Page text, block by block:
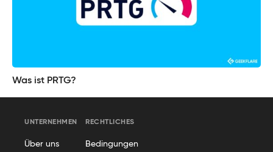
Was ist PRTG?
UNTERNEHMEN
Über uns
RECHTLICHES
Bedingungen